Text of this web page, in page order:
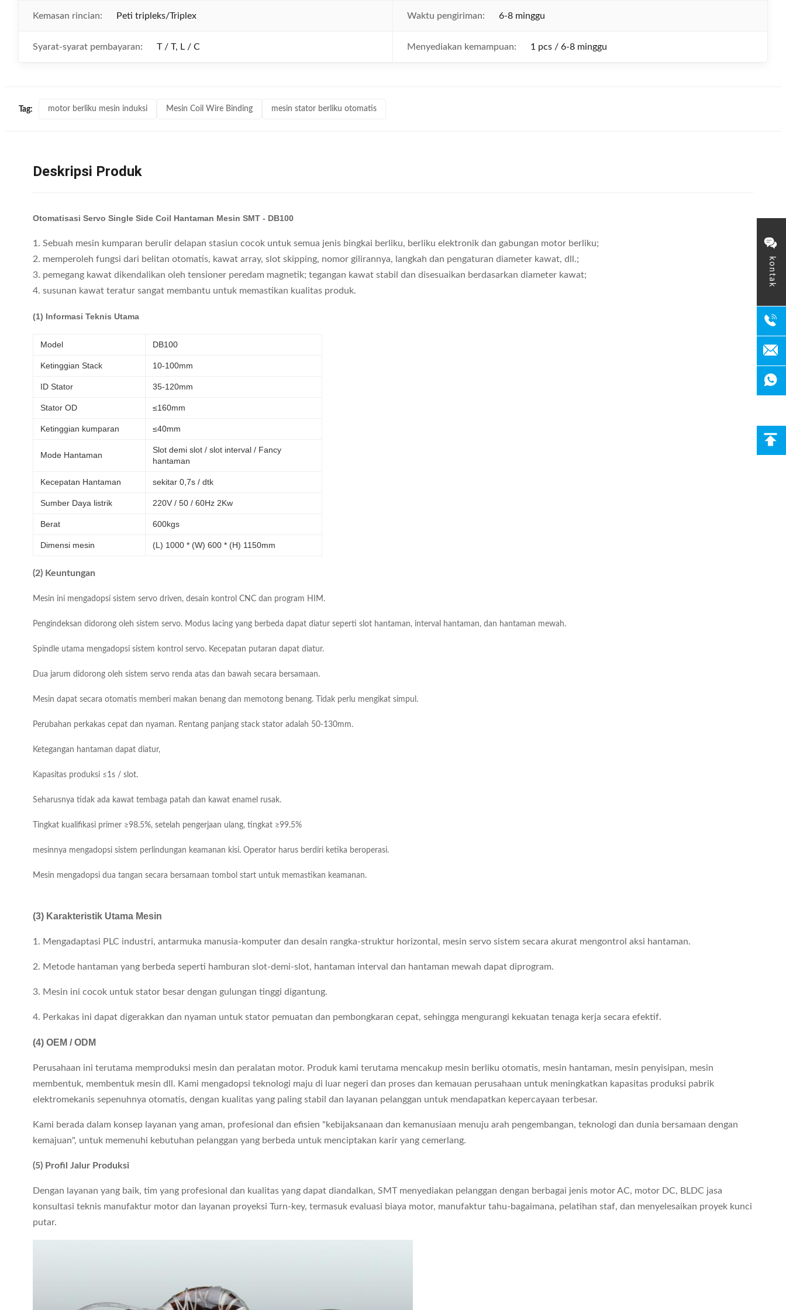
kontak
Kemasan rincian: Peti tripleks/Triplex Waktu pengiriman: 6-8 minggu
Syarat-syarat pembayaran: T / T, L / C Menyediakan kemampuan: 1 pcs / 6-8 minggu
Tag: motor berliku mesin induksi Mesin Coil Wire Binding mesin stator berliku otomatis
Deskripsi Produk
Otomatisasi Servo Single Side Coil Hantaman Mesin SMT - DB100
1. Sebuah mesin kumparan berulir delapan stasiun cocok untuk semua jenis bingkai berliku, berliku elektronik dan gabungan motor berliku;
2. memperoleh fungsi dari belitan otomatis, kawat array, slot skipping, nomor gilirannya, langkah dan pengaturan diameter kawat, dll.;
3. pemegang kawat dikendalikan oleh tensioner peredam magnetik; tegangan kawat stabil dan disesuaikan berdasarkan diameter kawat;
4. susunan kawat teratur sangat membantu untuk memastikan kualitas produk.
(1) Informasi Teknis Utama
Model DB100
Ketinggian Stack 10-100mm
ID Stator 35-120mm
Stator OD ≤160mm
Ketinggian kumparan ≤40mm
Mode Hantaman
Slot demi slot / slot interval / Fancy
hantaman
Kecepatan Hantaman sekitar 0,7s / dtk
Sumber Daya listrik 220V / 50 / 60Hz 2Kw
Berat 600kgs
Dimensi mesin (L) 1000 * (W) 600 * (H) 1150mm
(2) Keuntungan
Mesin ini mengadopsi sistem servo driven, desain kontrol CNC dan program HIM.
Pengindeksan didorong oleh sistem servo. Modus lacing yang berbeda dapat diatur seperti slot hantaman, interval hantaman, dan hantaman mewah.
Spindle utama mengadopsi sistem kontrol servo. Kecepatan putaran dapat diatur.
Dua jarum didorong oleh sistem servo renda atas dan bawah secara bersamaan.
Mesin dapat secara otomatis memberi makan benang dan memotong benang. Tidak perlu mengikat simpul.
Perubahan perkakas cepat dan nyaman. Rentang panjang stack stator adalah 50-130mm.
Ketegangan hantaman dapat diatur,
Kapasitas produksi ≤1s / slot.
Seharusnya tidak ada kawat tembaga patah dan kawat enamel rusak.
Tingkat kualifikasi primer ≥98.5%, setelah pengerjaan ulang, tingkat ≥99.5%
mesinnya mengadopsi sistem perlindungan keamanan kisi. Operator harus berdiri ketika beroperasi.
Mesin mengadopsi dua tangan secara bersamaan tombol start untuk memastikan keamanan.
(3) Karakteristik Utama Mesin
1. Mengadaptasi PLC industri, antarmuka manusia-komputer dan desain rangka-struktur horizontal, mesin servo sistem secara akurat mengontrol aksi hantaman.
2. Metode hantaman yang berbeda seperti hamburan slot-demi-slot, hantaman interval dan hantaman mewah dapat diprogram.
3. Mesin ini cocok untuk stator besar dengan gulungan tinggi digantung.
4. Perkakas ini dapat digerakkan dan nyaman untuk stator pemuatan dan pembongkaran cepat, sehingga mengurangi kekuatan tenaga kerja secara efektif.
(4) OEM / ODM
Perusahaan ini terutama memproduksi mesin dan peralatan motor. Produk kami terutama mencakup mesin berliku otomatis, mesin hantaman, mesin penyisipan, mesin
membentuk, membentuk mesin dll. Kami mengadopsi teknologi maju di luar negeri dan proses dan kemauan perusahaan untuk meningkatkan kapasitas produksi pabrik
elektromekanis sepenuhnya otomatis, dengan kualitas yang paling stabil dan layanan pelanggan untuk mendapatkan kepercayaan terbesar.
Kami berada dalam konsep layanan yang aman, profesional dan efisien "kebijaksanaan dan kemanusiaan menuju arah pengembangan, teknologi dan dunia bersamaan dengan
kemajuan", untuk memenuhi kebutuhan pelanggan yang berbeda untuk menciptakan karir yang cemerlang.
(5) Profil Jalur Produksi
Dengan layanan yang baik, tim yang profesional dan kualitas yang dapat diandalkan, SMT menyediakan pelanggan dengan berbagai jenis motor AC, motor DC, BLDC jasa
konsultasi teknis manufaktur motor dan layanan proyeksi Turn-key, termasuk evaluasi biaya motor, manufaktur tahu-bagaimana, pelatihan staf, dan menyelesaikan proyek kunci
putar.